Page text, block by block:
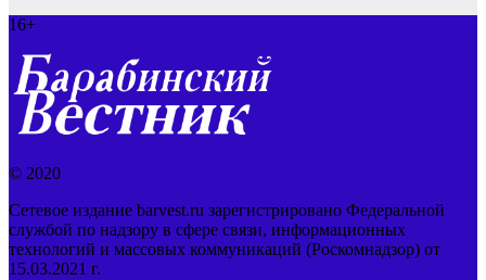
16+
© 2020
Сетевое издание barvest.ru зарегистрировано Федеральной
службой по надзору в сфере связи, информационных
технологий и массовых коммуникаций (Роскомнадзор) от
15.03.2021 г.